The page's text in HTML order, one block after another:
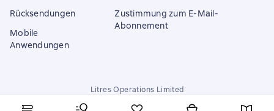
Rücksendungen
Mobile
Anwendungen
Zustimmung zum E-Mail-
Abonnement
Litres Operations Limited